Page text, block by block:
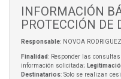
INFORMACIÓN
PROTECCIÓN DE
Responsable: NOVOA
Finalidad: Responder las
información solicitada;
Destinatarios: Solo se realizan